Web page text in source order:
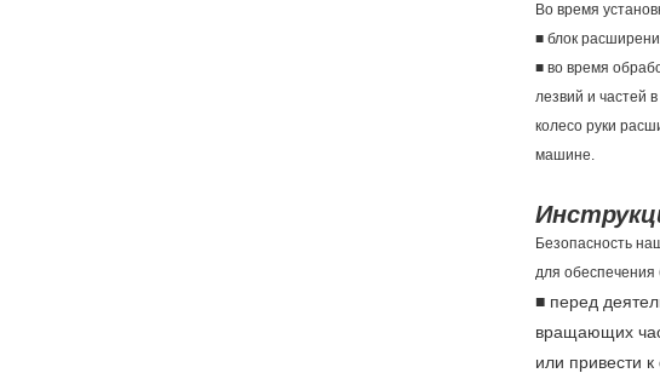
Во время
■ блок
■ во время
лезвий и частей
колесо руки
машине.
Безопасность
для обеспечения
■ перед
вращающих
или привести